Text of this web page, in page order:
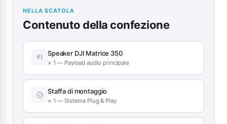
NELLA SCATOLA
Contenuto della confezione
Speaker DJI Matrice 350
× 1 — Payload audio principale
Staffa di montaggio
× 1 — Sistema Plug & Play